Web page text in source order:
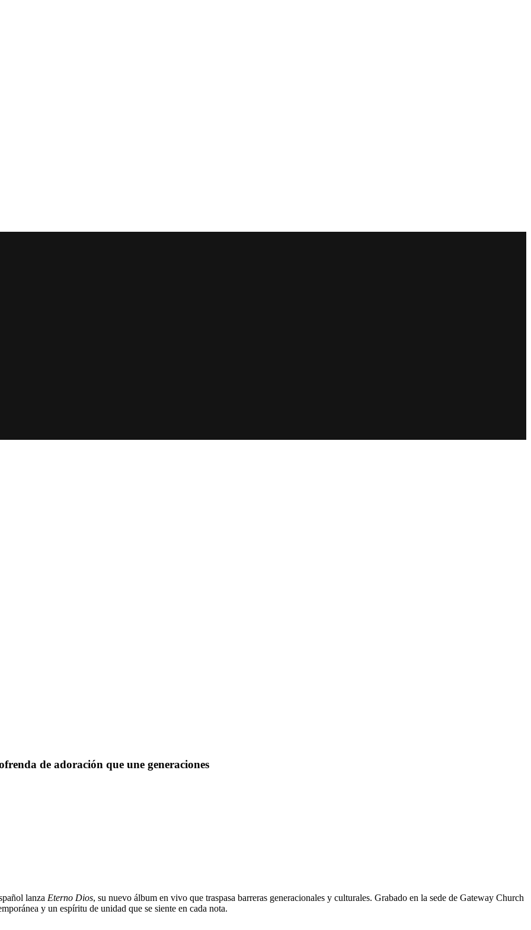
de adoración que une generaciones
lanza Eterno Dios, su nuevo álbum en vivo que traspasa barreras generacionales y culturales. Grabado en la sede de Gateway Church
y un espíritu de unidad que se siente en cada nota.